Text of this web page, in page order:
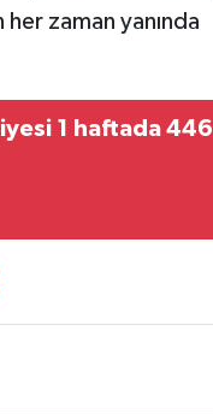
zaman yanında
1 haftada 446